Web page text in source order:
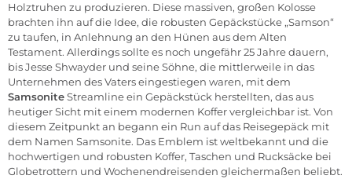
Holztruhen zu produzieren. Diese massiven, großen Kolosse
brachten ihn auf die Idee, die robusten Gepäckstücke „Samson“
zu taufen, in Anlehnung an den Hünen aus dem Alten
Testament. Allerdings sollte es noch ungefähr 25 Jahre dauern,
bis Jesse Shwayder und seine Söhne, die mittlerweile in das
Unternehmen des Vaters eingestiegen waren, mit dem
SamsoniteStreamline ein Gepäckstück herstellten, das aus
heutiger Sicht mit einem modernen Koffer vergleichbar ist. Von
diesem Zeitpunkt an begann ein Run auf das Reisegepäck mit
dem Namen Samsonite. Das Emblem ist weltbekannt und die
hochwertigen und robusten Koffer, Taschen und Rucksäcke bei
Globetrottern und Wochenendreisenden gleichermaßen beliebt.